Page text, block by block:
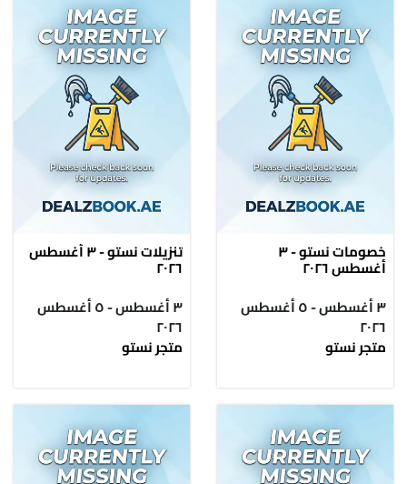
خصومات نستو - ٣
أغسطس ٢٠٢٦
٣ أغسطس - ٥ أغسطس
٢٠٢٦
متجر نستو
تنزيلات نستو - ٣ أغسطس
٢٠٢٦
٣ أغسطس - ٥ أغسطس
٢٠٢٦
متجر نستو